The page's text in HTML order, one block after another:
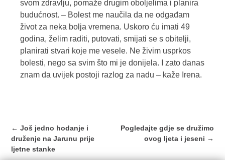
svom zdravlju, pomaže drugim oboljelima i planira
budućnost. – Bolest me naučila da ne odgađam
život za neka bolja vremena. Uskoro ću imati 49
godina, želim raditi, putovati, smijati se s obitelji,
planirati stvari koje me vesele. Ne živim usprkos
bolesti, nego sa svim što mi je donijela. I zato danas
znam da uvijek postoji razlog za nadu – kaže Irena.
Post
navigation
← Još jedno hodanje i
druženje na Jarunu prije
ljetne stanke
Pogledajte gdje se družimo
ovog ljeta i jeseni →